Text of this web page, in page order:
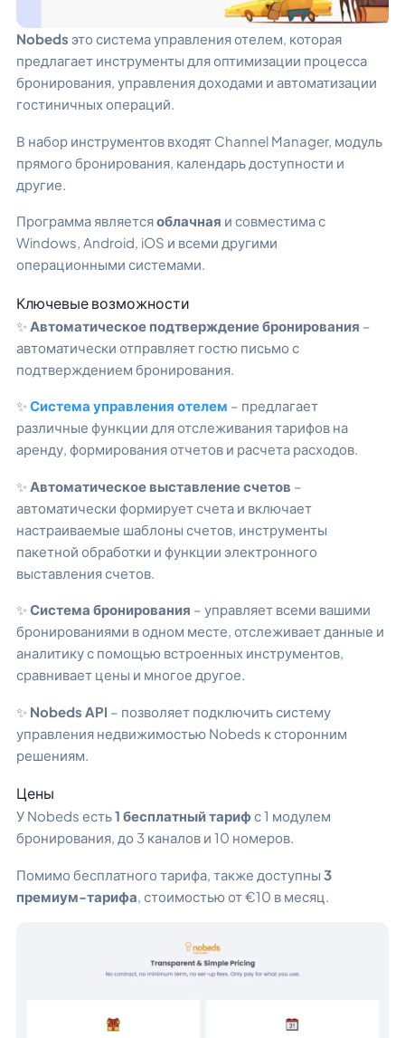
Nobeds это система управления отелем, которая
предлагает инструменты для оптимизации процесса
бронирования, управления доходами и автоматизации
гостиничных операций.
В набор инструментов входят Channel Manager, модуль
прямого бронирования, календарь доступности и
другие.
Программа являетсяоблачная и совместима с
Windows, Android, iOS и всеми другими
операционными системами.
Ключевые возможности
✨ Автоматическое подтверждение бронирования –
автоматически отправляет гостю письмо с
подтверждением бронирования.
✨Система управления отелем – предлагает
различные функции для отслеживания тарифов на
аренду, формирования отчетов и расчета расходов.
✨ Автоматическое выставление счетов –
автоматически формирует счета и включает
настраиваемые шаблоны счетов, инструменты
пакетной обработки и функции электронного
выставления счетов.
✨Система бронирования – управляет всеми вашими
бронированиями в одном месте, отслеживает данные и
аналитику с помощью встроенных инструментов,
сравнивает цены и многое другое.
✨ Nobeds API – позволяет подключить систему
управления недвижимостью Nobeds к сторонним
решениям.
Цены
У Nobeds есть1 бесплатный тарифс 1 модулем
бронирования, до 3 каналов и 10 номеров.
Помимо бесплатного тарифа, также доступны 3
премиум-тарифа , стоимостью от €10 в месяц.